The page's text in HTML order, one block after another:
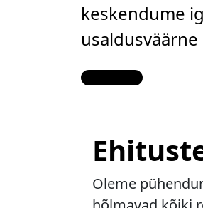
keskendume
Contact Us
Oleme